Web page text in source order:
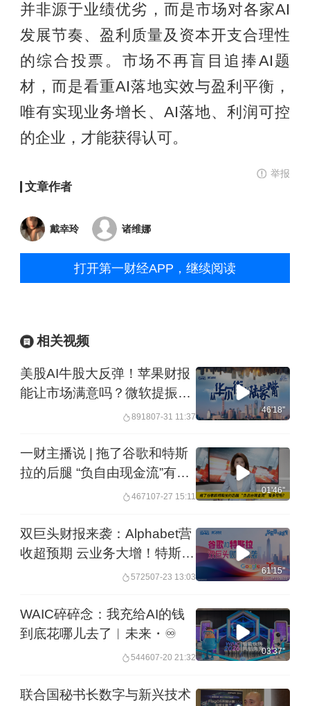
并非源于业绩优劣，而是市场对各家AI
发展节奏、盈利质量及资本开支合理性
的综合投票。市场不再盲目追捧AI题
材，而是看重AI落地实效与盈利平衡，
唯有实现业务增长、AI落地、利润可控
的企业，才能获得认可。
举报
文章作者
戴幸玲 诸维娜
打开第一财经APP，继续阅读
相关视频
美股AI牛股大反弹！苹果财报
能让市场满意吗？微软提振AI
信心 市值单日增幅创个股历史
嘴
891807-31 11:37
46'18''
一财主播说 | 拖了谷歌和特斯
拉的后腿 “负自由现金流”有多
467107-27 15:11
01'46''
双巨头财报来袭：Alphabet营
收超预期 云业务大增！特斯拉
Q2自由现金流转负 马斯克重
20260723从华尔街到陆家嘴
572507-23 13:03
61'15''
WAIC碎碎念：我充给AI的钱
到底花哪儿去了︱未来・♾️
544607-20 21:32
03'37''
联合国秘书长数字与新兴技术